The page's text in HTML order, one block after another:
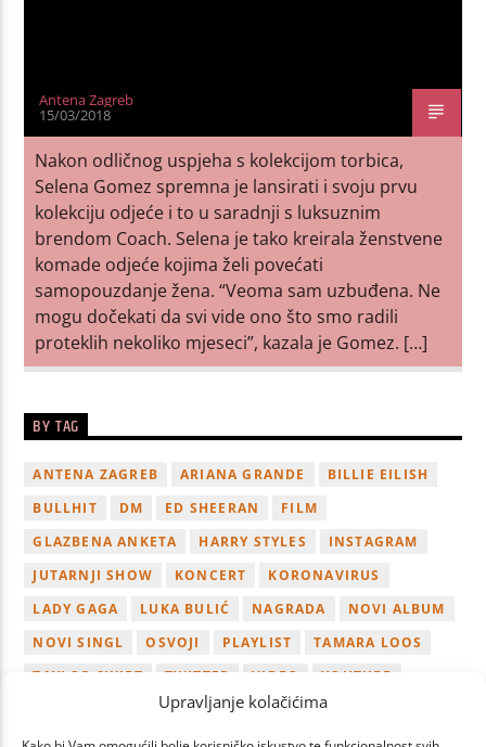
Upravljanje kolačićima
Antena Zagreb
15/03/2018
Nakon odličnog uspjeha s kolekcijom torbica,
Selena Gomez spremna je lansirati i svoju prvu
kolekciju odjeće i to u saradnji s luksuznim
brendom Coach. Selena je tako kreirala ženstvene
komade odjeće kojima želi povećati
samopouzdanje žena. “Veoma sam uzbuđena. Ne
mogu dočekati da svi vide ono što smo radili
proteklih nekoliko mjeseci”, kazala je Gomez. […]
BY TAG
ANTENA ZAGREB ARIANA GRANDE
BILLIE EILISH
BULLHIT
DM ED SHEERAN
FILM
GLAZBENA ANKETA
HARRY STYLES
INSTAGRAM
JUTARNJI SHOW
KONCERT
KORONAVIRUS
LADY GAGA
LUKA BULIĆ NAGRADA
NOVI ALBUM
NOVI SINGL
OSVOJI PLAYLIST
TAMARA LOOS
TAYLOR SWIFT
TWITTER VIDEO
YOUTUBE